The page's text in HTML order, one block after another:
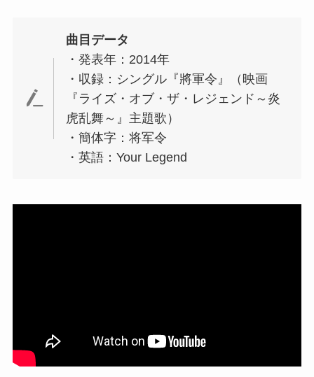
曲目データ
・発表年：2014年
・収録：シングル『將軍令』（映画
『ライズ・オブ・ザ・レジェンド～炎
虎乱舞～』主題歌）
・簡体字：将军令
・英語：Your Legend